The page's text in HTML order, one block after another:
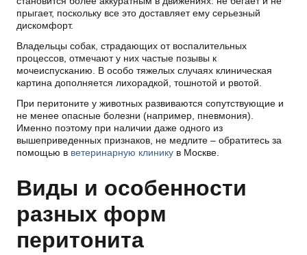
прыгает, поскольку все это доставляет ему серьезный
дискомфорт.
Владельцы собак, страдающих от воспалительных
процессов, отмечают у них частые позывы к
мочеиспусканию. В особо тяжелых случаях клиническая
картина дополняется лихорадкой, тошнотой и рвотой.
При перитоните у животных развиваются сопутствующие и
не менее опасные болезни (например, пневмония).
Именно поэтому при наличии даже одного из
вышеприведенных признаков, не медлите – обратитесь за
помощью в ветеринарную клинику в Москве.
Виды и особенности
разных форм
перитонита